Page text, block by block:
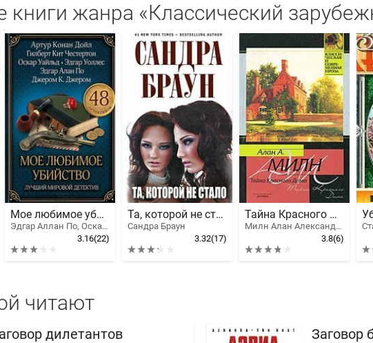
книги жанра «Классический
Мое любимое убийство. Лучший мировой детектив
Эдгар Аллан По, Оскар Уайльд, Твен Марк, Киплинг Редьярд Джозеф, Джером Клапка Джером, Честертон Гилберт Кийт, Конан Дойл Артур Игнатиус, Джек Лондон
3.16(22)
Та, которой не стало
Сандра Браун
3.32(17)
Тайна Красного Дома
Милн Алан Александер
3.8(6)
читают
дилетантов Заговор